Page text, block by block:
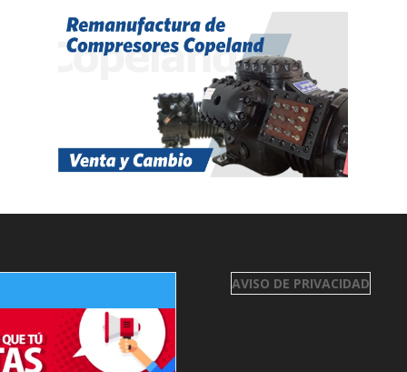
AVISO DE PRIVACIDAD